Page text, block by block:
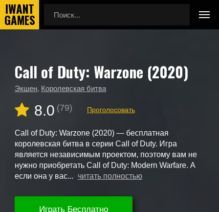
Главная
Новые игры
Call of Duty: Warzone (2020)
Call of Duty: Warzone (2020)
Экшен, Королевская битва
8.0 (79) Проголосовать
Call of Duty: Warzone (2020) — бесплатная
королевская битва в серии Call of Duty. Игра
является независимым проектом, поэтому вам не
нужно приобретать Call of Duty: Modern Warfare. А
если она у вас...
читать полностью
Играть Бесплатно